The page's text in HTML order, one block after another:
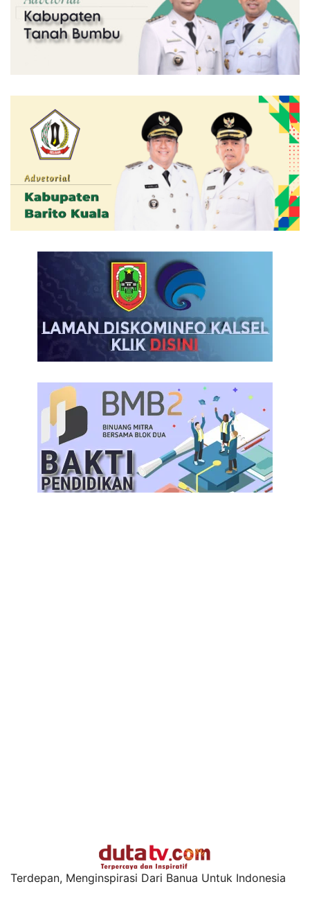
Terdepan, Menginspirasi Dari Banua Untuk Indonesia